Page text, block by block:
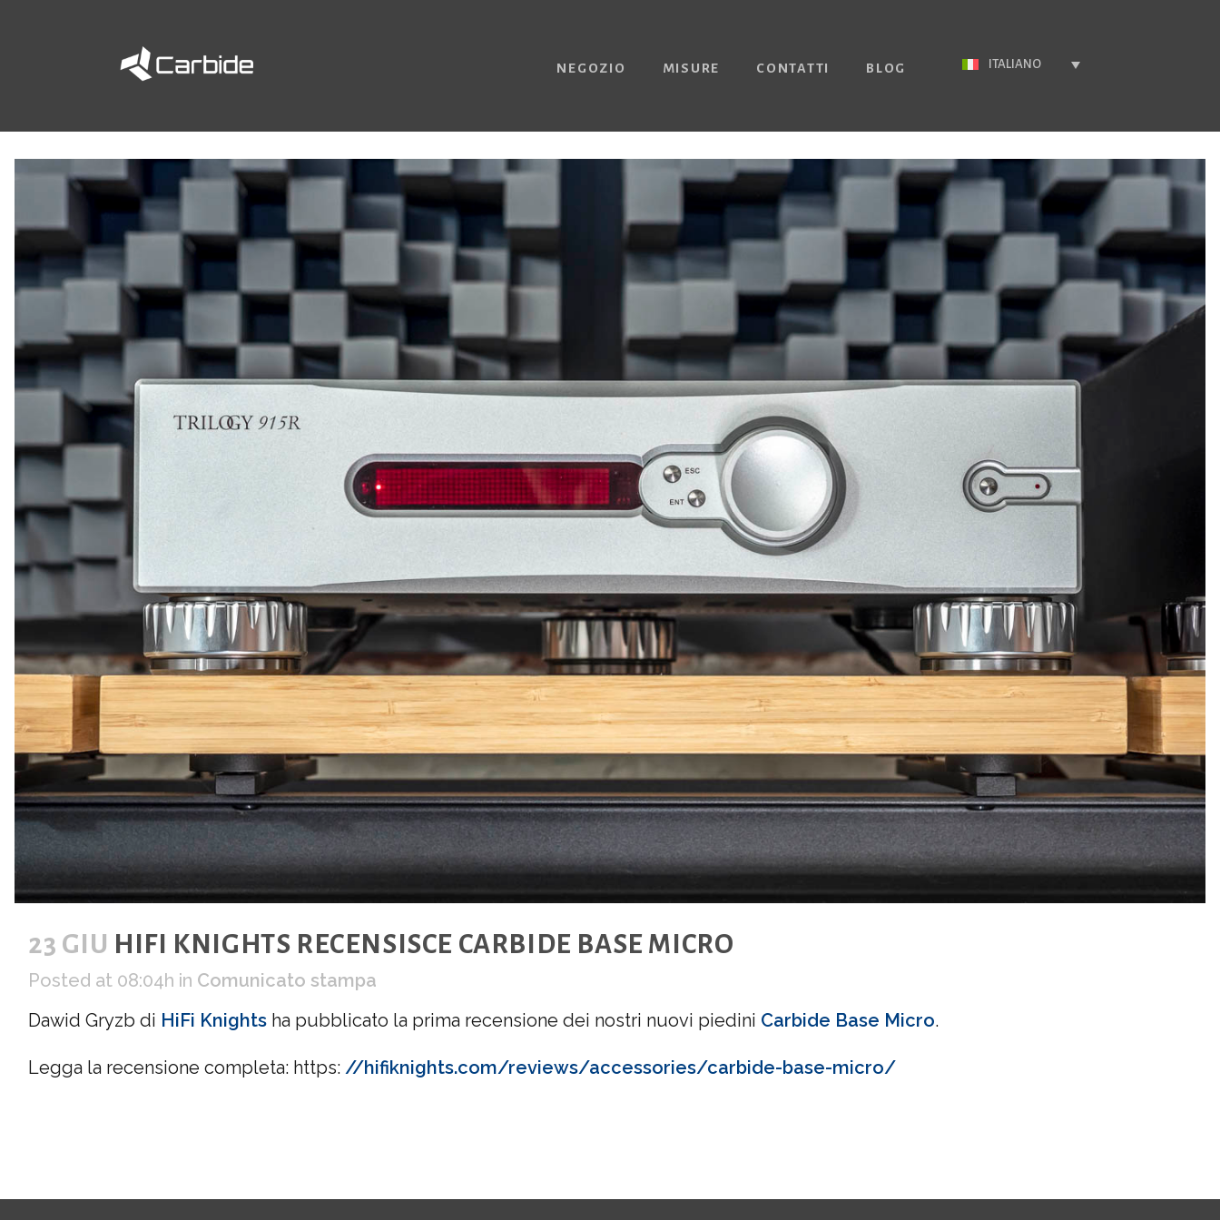
ITALIANO
NEGOZIO MISURE CONTATTI BLOG
23 GIU HIFI KNIGHTS RECENSISCE CARBIDE BASE MICRO
Posted at 08:04h in Comunicato stampa
Dawid Gryzb di HiFi Knights ha pubblicato la prima recensione dei nostri nuovi piedini Carbide Base Micro.
Legga la recensione completa: https: //hifiknights.com/reviews/accessories/carbide-base-micro/